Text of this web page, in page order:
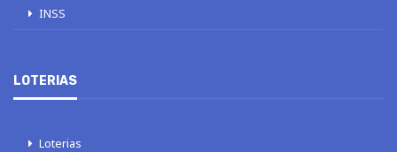
INSS
LOTERIAS
Loterias